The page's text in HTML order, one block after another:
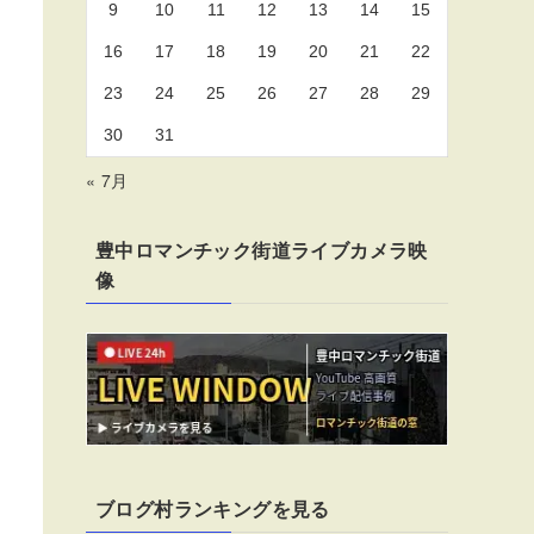
9 10 11 12 13 14 15
16 17 18 19 20 21 22
23 24 25 26 27 28 29
30 31
« 7月
豊中ロマンチック街道ライブカメラ映
像
ブログ村ランキングを見る